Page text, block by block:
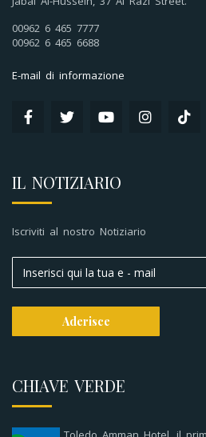
00962 6 465 7777
00962 6 465 6688
E-mail di informazione
IL NOTIZIARIO
Iscriviti al nostro Notiziario
CHIAVE VERDE